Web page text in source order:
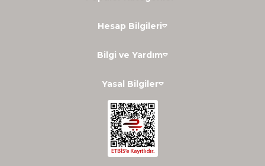
Hesap Bilgileri
Bilgi ve Yardım
Yasal Bilgiler